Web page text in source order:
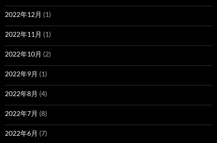
2022年12月 (1)
2022年11月 (1)
2022年10月 (2)
2022年9月 (1)
2022年8月 (4)
2022年7月 (8)
2022年6月 (7)